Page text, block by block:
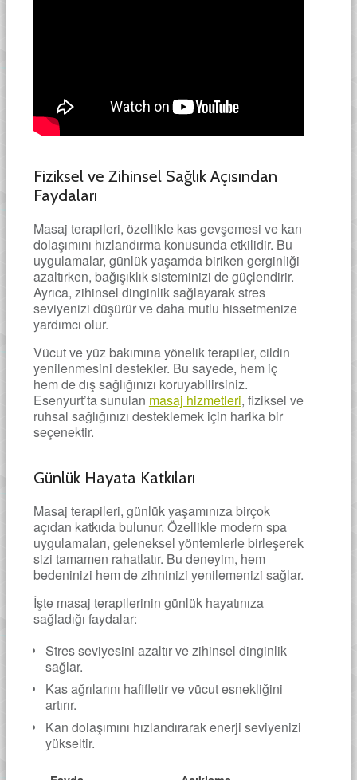
Fiziksel ve Zihinsel Sağlık Açısından
Faydaları
Masaj terapileri, özellikle kas gevşemesi ve kan
dolaşımını hızlandırma konusunda etkilidir. Bu
uygulamalar, günlük yaşamda biriken gerginliği
azaltırken, bağışıklık sisteminizi de güçlendirir.
Ayrıca, zihinsel dinginlik sağlayarak stres
seviyenizi düşürür ve daha mutlu hissetmenize
yardımcı olur.
Vücut ve yüz bakımına yönelik terapiler, cildin
yenilenmesini destekler. Bu sayede, hem iç
hem de dış sağlığınızı koruyabilirsiniz.
Esenyurt’ta sunulan masaj hizmetleri, fiziksel ve
ruhsal sağlığınızı desteklemek için harika bir
seçenektir.
Günlük Hayata Katkıları
Masaj terapileri, günlük yaşamınıza birçok
açıdan katkıda bulunur. Özellikle modern spa
uygulamaları, geleneksel yöntemlerle birleşerek
sizi tamamen rahatlatır. Bu deneyim, hem
bedeninizi hem de zihninizi yenilemenizi sağlar.
İşte masaj terapilerinin günlük hayatınıza
sağladığı faydalar:
Stres seviyesini azaltır ve zihinsel dinginlik
sağlar.
Kas ağrılarını hafifletir ve vücut esnekliğini
artırır.
Kan dolaşımını hızlandırarak enerji seviyenizi
yükseltir.